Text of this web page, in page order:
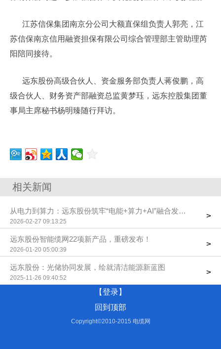
江苏信保集团南京分公司大额直保组负责人郭亮，江
苏信保南京信用融资担保有限公司综合管理部主管助理芮
阳陪同接待。
远东股份高级合伙人、资金服务部负责人蒋俊鹏，高
级合伙人、财务资产部融资总监黄梦珏，远东控股集团董
事局主席秘书杨明臻随行拜访。
相关新闻
从电力到算力：远东股份筑牢“电能+算力+AI”融合发展根基
2026-02-27 09:13:25
>
远东股份智能缆网22项新产品，重磅发布！
2026-01-20 05:00:39
>
远东股份：光储协同发展，绘就清洁能源新蓝图
2025-11-26 09:40:52
>
【登录】
回到顶部
Copyright©2010-2015 电缆网